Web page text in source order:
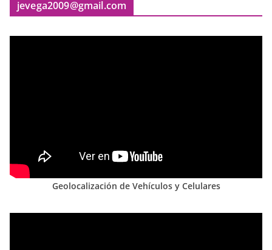
jevega2009@gmail.com
Geolocalización de Vehículos y Celulares